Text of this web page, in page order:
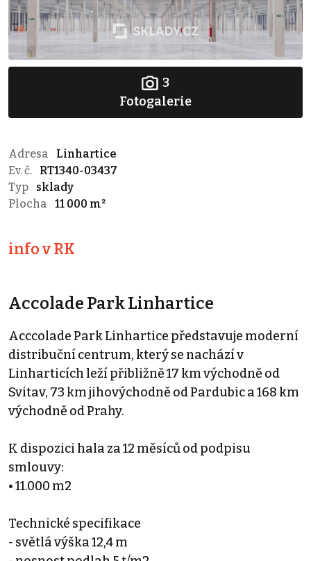
3
Fotogalerie
Adresa
Linhartice
Ev. č.
RT1340-03437
Typ
sklady
Plocha
11 000 m²
info v RK
Accolade Park Linhartice
Acccolade Park Linhartice představuje moderní
distribuční centrum, který se nachází v
Linharticích leží přibližně 17 km východně od
Svitav, 73 km jihovýchodně od Pardubic a 168 km
východně od Prahy.
K dispozici hala za 12 měsíců od podpisu
smlouvy:
• 11.000 m2
Technické specifikace
- světlá výška 12,4 m